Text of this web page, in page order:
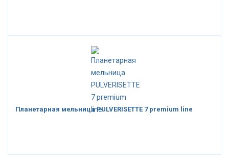
Планетарная мельница PULVERISETTE 7 premium line